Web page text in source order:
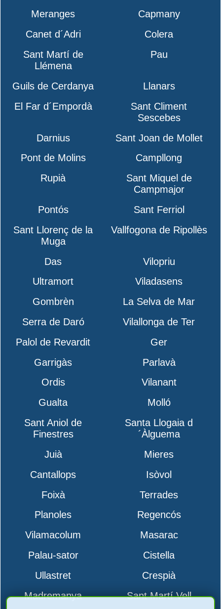
Meranges
Capmany
Canet d´Adri
Colera
Sant Martí de
Llémena
Pau
Guils de Cerdanya
Llanars
El Far d´Empordà
Sant Climent
Sescebes
Darnius
Sant Joan de Mollet
Pont de Molins
Campllong
Rupià
Sant Miquel de
Campmajor
Pontós
Sant Ferriol
Sant Llorenç de la
Muga
Vallfogona de Ripollès
Das
Vilopriu
Ultramort
Viladasens
Gombrèn
La Selva de Mar
Serra de Daró
Vilallonga de Ter
Palol de Revardit
Ger
Garrigàs
Parlavà
Ordis
Vilanant
Gualta
Molló
Sant Aniol de
Finestres
Santa Llogaia d
´Àlguema
Juià
Mieres
Cantallops
Isòvol
Foixà
Terrades
Planoles
Regencós
Vilamacolum
Masarac
Palau-sator
Cistella
Ullastret
Crespià
Madremanya
Sant Martí Vell